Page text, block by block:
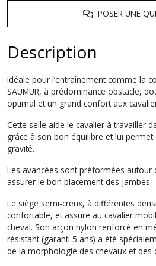
POSER UNE
Description
Idéale pour l’entraînement comme la
SAUMUR, à prédominance obstacle,
optimal et un grand confort aux
Cette selle aide le cavalier à travailler
grâce à son bon équilibre et lui
gravité.
Les avancées sont préformées autour
assurer le bon placement des jambes.
Le siège semi-creux, à différentes
confortable, et assure au cavalier
cheval. Son arçon nylon renforcé en
résistant (garanti 5 ans) a été
de la morphologie des chevaux et des